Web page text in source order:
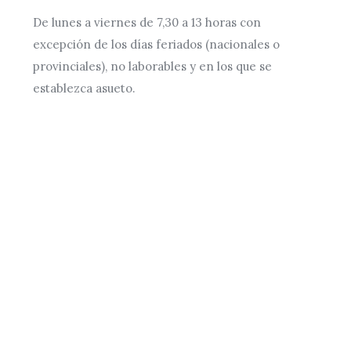
De lunes a viernes de 7,30 a 13 horas con
excepción de los días feriados (nacionales o
provinciales), no laborables y en los que se
establezca asueto.